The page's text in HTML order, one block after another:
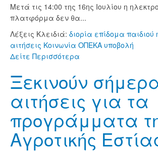
Μετά τις 14:00 της 16ης Ιουλίου η
πλατφόρμα δεν θα...
Λέξεις Κλειδιά: διορία επίδομα παιδιού
αιτήσεις Κοινωνία ΟΠΕΚΑ υποβολή
Δείτε Περισσότερα
Ξεκινούν
αιτήσεις για τα
προγράμματα
Αγροτικής